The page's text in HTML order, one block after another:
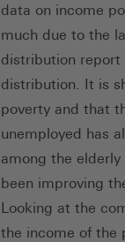
data on income
much due to the
distribution
distribution. It is
poverty and that
unemployed has
among the
been improving
Looking at the
the income of the